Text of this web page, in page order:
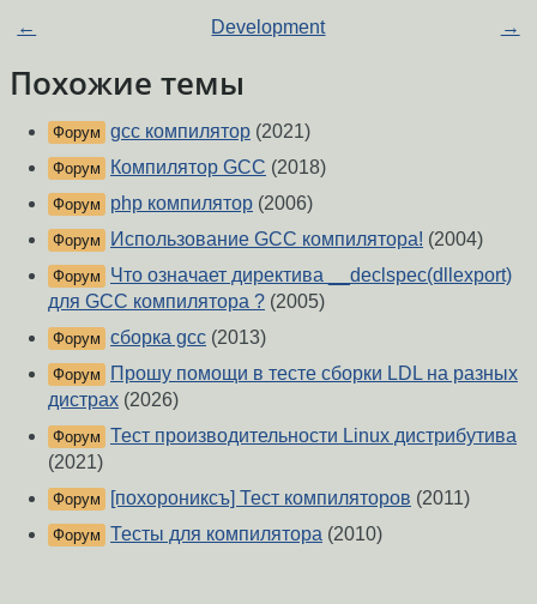
← Development →
Похожие темы
Форум gcc компилятор (2021)
Форум Компилятор GCC (2018)
Форум php компилятор (2006)
Форум Использование GCC компилятора! (2004)
Форум
Что означает директива __declspec(dllexport)
для GCC компилятора ? (2005)
Форум сборка gcc (2013)
Форум
Прошу помощи в тесте сборки LDL на разных
дистрах (2026)
Форум Тест производительности Linux дистрибутива
(2021)
Форум [похорониксъ] Тест компиляторов (2011)
Форум Тесты для компилятора (2010)